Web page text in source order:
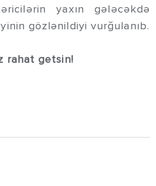
yaxın gələcəkdə
gözlənildiyi vurğulanıb.
rahat getsin!